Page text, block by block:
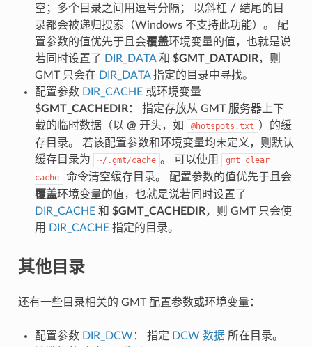
空；多个目录之间用逗号分隔； 以斜杠 / 结尾的目
录都会被递归搜索（Windows 不支持此功能）。 配
置参数的值优先于且会覆盖环境变量的值，也就是说
若同时设置了
DIR_DATA和 $GMT_DATADIR，则
GMT 只会在 DIR_DATA指定的目录中寻找。
配置参数 DIR_CACHE或环境变量
$GMT_CACHEDIR： 指定存放从 GMT 服务器上下
载的临时数据（以 @ 开头，如 @hotspots.txt
）的缓
存目录。 若该配置参数和环境变量均未定义，则默认
缓存目录为
~/.gmt/cache 。 可以使用 gmt
clear
cache
命令清空缓存目录。 配置参数的值优先于且会
覆盖环境变量的值，也就是说若同时设置了
DIR_CACHE和 $GMT_CACHEDIR，则 GMT 只会使
用
DIR_CACHE指定的目录。
其他目录
还有一些目录相关的 GMT 配置参数或环境变量：
配置参数 DIR_DCW ： 指定 DCW 数据所在目录。